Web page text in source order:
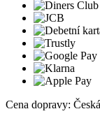
Cena dopravy: